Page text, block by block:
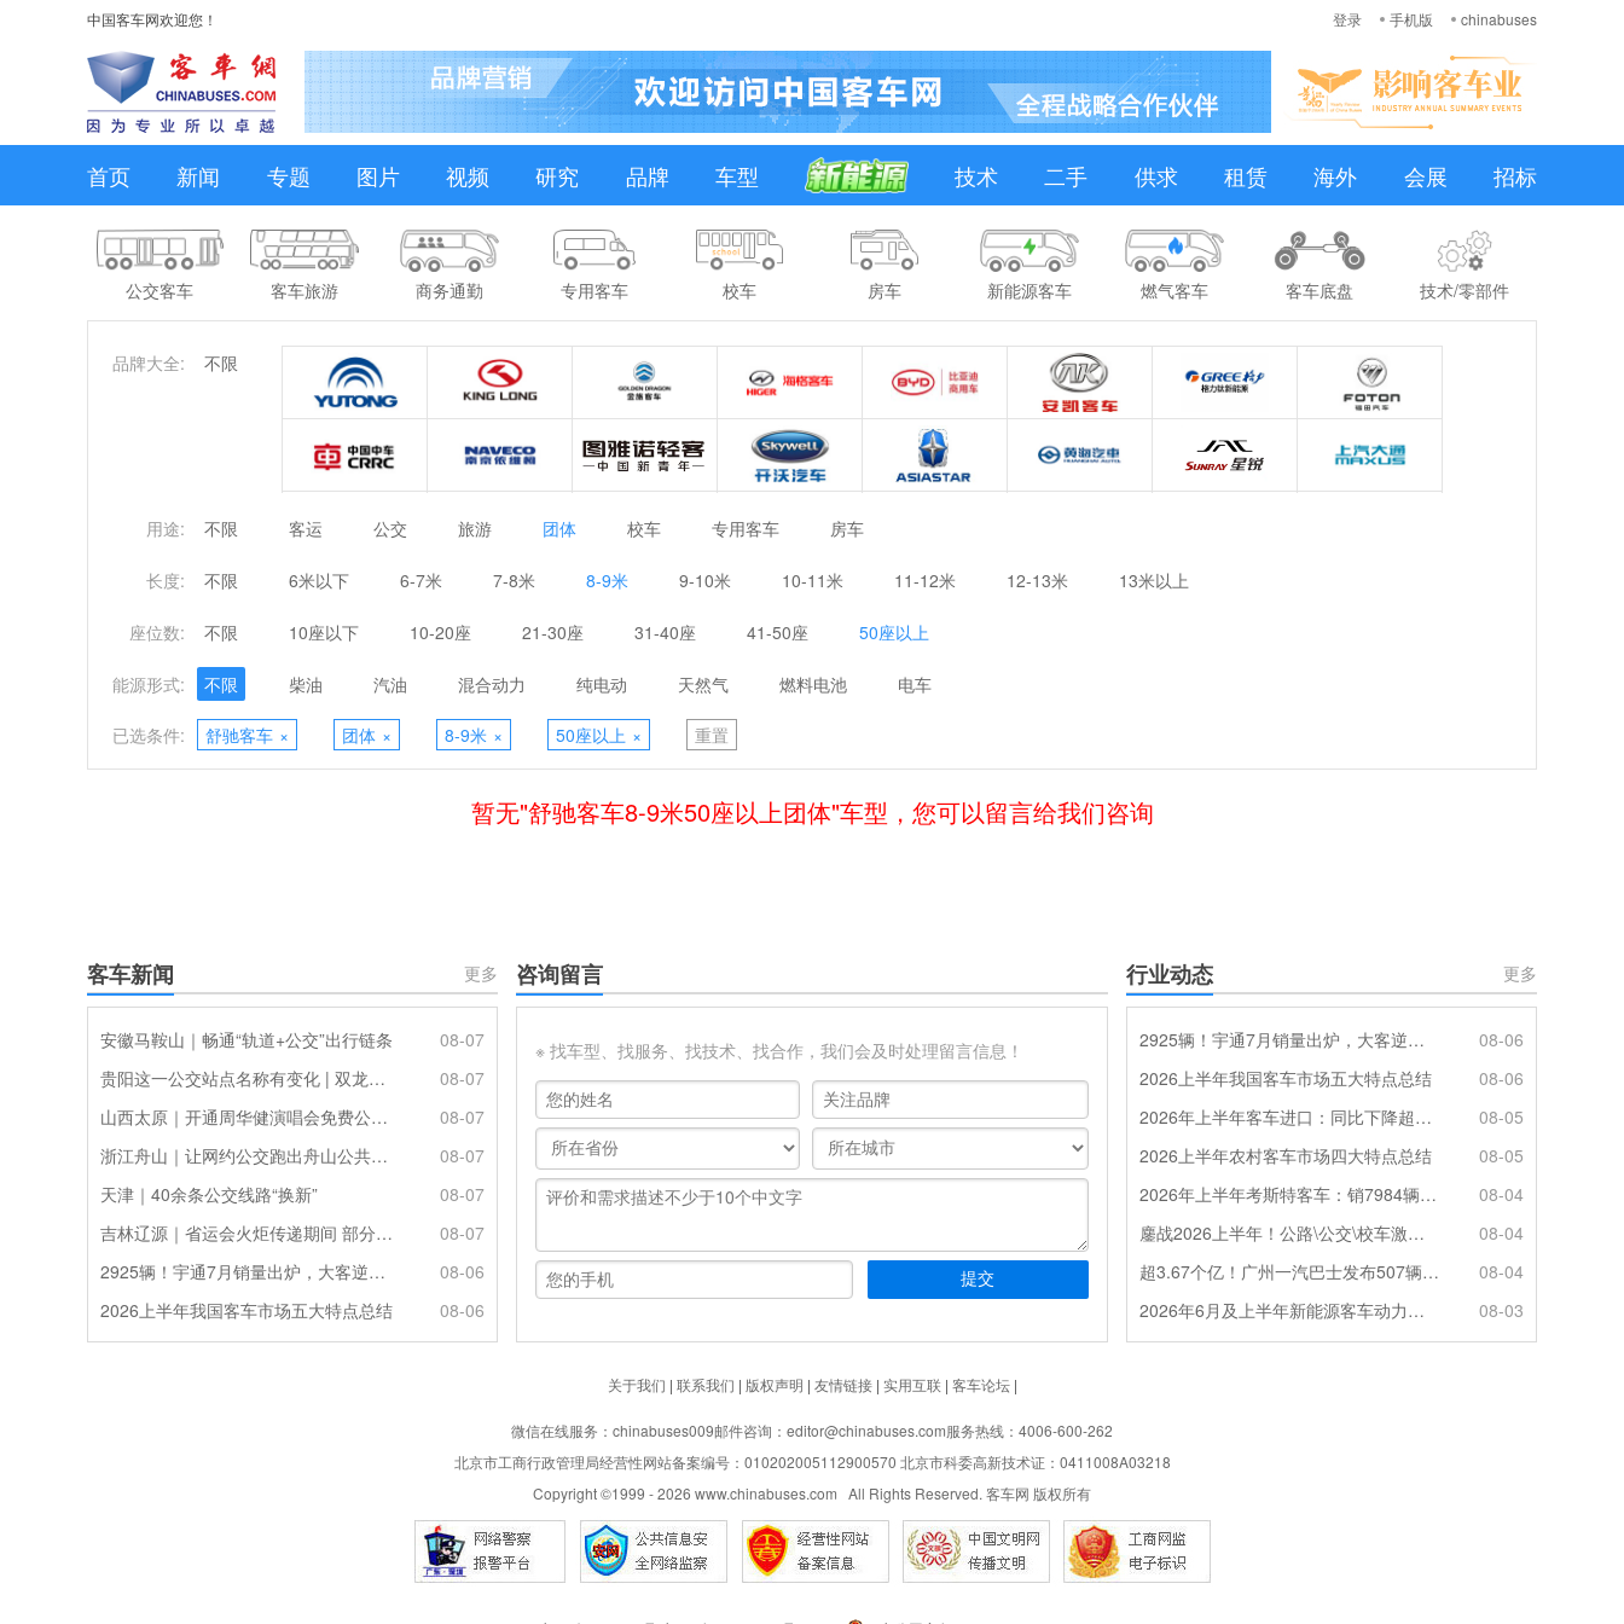
中国客车网欢迎您！ 登录 手机版 chinabuses
首页 新闻 专题 图片 视频 研究 品牌 车型 技术 二手 供求 租赁 海外 会展 招标
公交客车 客车旅游 商务通勤 专用客车 校车 房车 新能源客车 燃气客车 客车底盘 技术/零部件
品牌大全: 不限
用途: 不限 客运 公交 旅游 团体 校车 专用客车 房车
长度: 不限 6米以下 6-7米 7-8米 8-9米 9-10米 10-11米 11-12米 12-13米 13米以上
座位数: 不限 10座以下 10-20座 21-30座 31-40座 41-50座 50座以上
能源形式: 不限 柴油 汽油 混合动力 纯电动 天然气 燃料电池 电车
已选条件: 舒驰客车 × 团体 × 8-9米 × 50座以上 × 重置
暂无"舒驰客车8-9米50座以上团体"车型，您可以留言给我们咨询
客车新闻 更多
安徽马鞍山｜畅通“轨道+公交”出行链条
08-07
贵阳这一公交站点名称有变化 | 双龙优化调整公交线路
08-07
山西太原｜开通周华健演唱会免费公交接驳专线
08-07
浙江舟山｜让网约公交跑出舟山公共服务的“金名片”
08-07
天津｜40余条公交线路“换新”
08-07
吉林辽源｜省运会火炬传递期间 部分公交线路临时调整
08-07
2925辆！宇通7月销量出炉，大客逆势走强筑牢基本盘
08-06
2026上半年我国客车市场五大特点总结
08-06
咨询留言
※ 找车型、找服务、找技术、找合作，我们会及时处理留言信息！
行业动态 更多
2925辆！宇通7月销量出炉，大客逆势走强筑牢基本盘
08-06
2026上半年我国客车市场五大特点总结
08-06
2026年上半年客车进口：同比下降超4成，轻客主体地位凸显
08-05
2026上半年农村客车市场四大特点总结
08-05
2026年上半年考斯特客车：销7984辆 6米领涨领跑 电动化提速
08-04
鏖战2026上半年！公路\公交\校车激烈角逐，谁问鼎赛道赢家?
08-04
超3.67个亿！广州一汽巴士发布507辆纯电动城市客车采购中标公告
08-04
2026年6月及上半年新能源客车动力电池装机量特点分析
08-03
关于我们 | 联系我们 | 版权声明 | 友情链接| 实用互联| 客车论坛|
微信在线服务：chinabuses009邮件咨询：editor@chinabuses.com服务热线：4006-600-262
北京市工商行政管理局经营性网站备案编号：010202005112900570 北京市科委高新技术证：0411008A03218
Copyright ©1999 -2026 www.chinabuses.com All Rights Reserved. 客车网 版权所有